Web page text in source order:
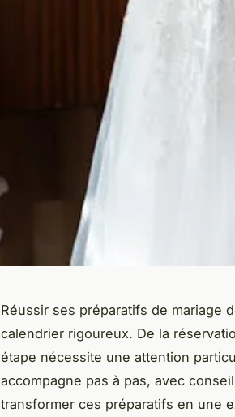
Réussir ses préparatifs de mariage
calendrier rigoureux. De la
étape nécessite une attention
accompagne pas à pas, avec
transformer ces préparatifs en une